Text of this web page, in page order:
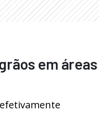
em áreas